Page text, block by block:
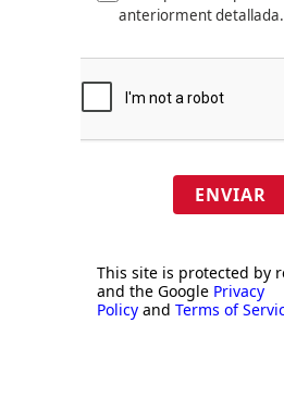
anteriorment detallada.
ENVIAR
This site is protected by
and the Google Privacy
Policy and Terms of